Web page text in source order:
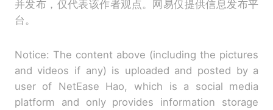
并发布，仅代表该作者观点。网易仅提供信息发布平
台。
Notice: The content above (including the pictures
and videos if any) is uploaded and posted by a
user of NetEase Hao, which is a social media
platform and only provides information storage